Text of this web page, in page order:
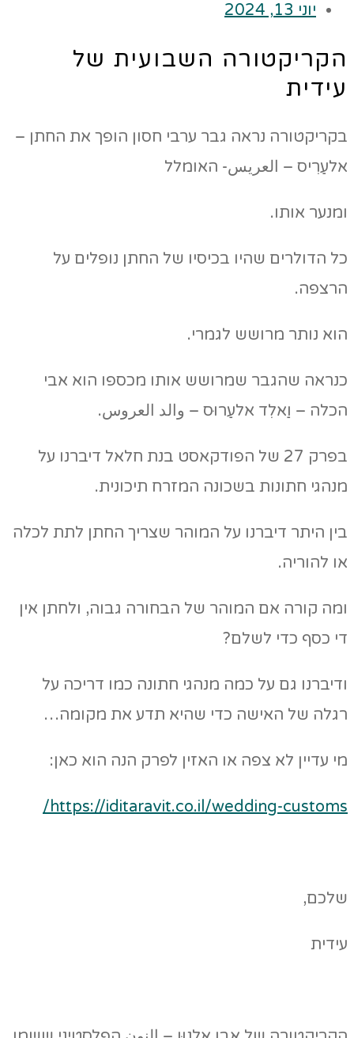
יוני 13, 2024
הקריקטורה השבועית של
עידית
בקריקטורה נראה גבר ערבי חסון הופך את החתן –
אלעַרִיס – العريس- האומלל
ומנער אותו.
כל הדולרים שהיו בכיסיו של החתן נופלים על
הרצפה.
הוא נותר מרושש לגמרי.
כנראה שהגבר שמרושש אותו מכספו הוא אבי
הכלה – וַאלִד אלעַרוּס – والد العروس.
בפרק 27 של הפודקאסט בנת חלאל דיברנו על
מנהגי חתונות בשכונה המזרח תיכונית.
בין היתר דיברנו על המוהר שצריך החתן לתת לכלה
או להוריה.
ומה קורה אם המוהר של הבחורה גבוה, ולחתן אין
די כסף כדי לשלם?
ודיברנו גם על כמה מנהגי חתונה כמו דריכה על
רגלה של האישה כדי שהיא תדע את מקומה…
מי עדיין לא צפה או האזין לפרק הנה הוא כאן:
https://iditaravit.co.il/wedding-customs/
שלכם,
עידית